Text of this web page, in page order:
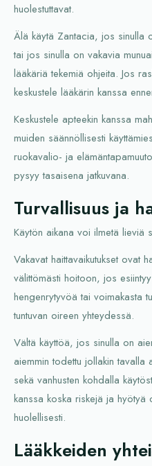
huolestuttavat.
Älä käytä Zantacia, jos sinulla
tai jos sinulla on vakavia
lääkäriä tekemiä ohjeita. Jos
keskustele lääkärin kanssa
Keskustele apteekin kanssa
muiden säännöllisesti
ruokavalio- ja
pysyy tasaisena jatkuvana.
Turvallisuus ja
Käytön aikana voi ilmetä lieviä
Vakavat haittavaikutukset ovat
välittömästi hoitoon, jos
hengenrytyvöä tai voimakasta
tuntuvan oireen yhteydessä.
Vältä käyttöä, jos sinulla on
aiemmin todettu jollakin tavalla
sekä vanhusten kohdalla
kanssa koska riskejä ja hyötyä
huolellisesti.
Lääkkeiden